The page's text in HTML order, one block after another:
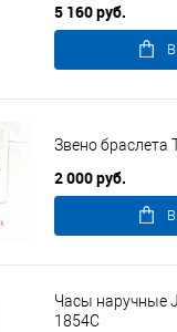
5 160 руб.
Звено браслета
2 000 руб.
Часы наручные
1854C